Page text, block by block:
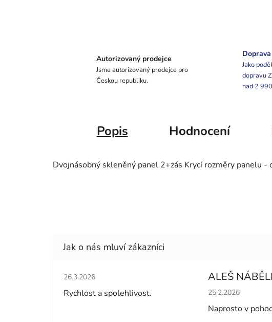
Autorizovaný prodejce
Jsme autorizovaný prodejce pro
Českou republiku.
Jako
dopravu
nad 2
Popis Hodnocení
Dvojnásobný skleněný panel 2+zás Krycí rozměry panelu
Hodnocení obchodu je 5 z 5 hvězdiček.
26.3.2026
Rychlost a spolehlivost.
ALEŠ
Hodnocení
25.2.2026
Naprosto v